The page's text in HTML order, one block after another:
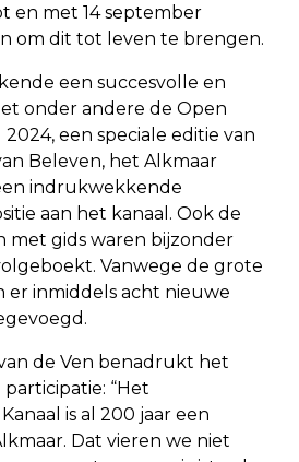
en met 14 september
om dit tot leven te brengen.
een succesvolle en
onder andere de Open
een speciale editie van
Beleven, het Alkmaar
indrukwekkende
aan het kanaal. Ook de
met gids waren bijzonder
Vanwege de grote
er inmiddels acht nieuwe
de Ven benadrukt het
“Het
is al 200 jaar een
Dat vieren we niet